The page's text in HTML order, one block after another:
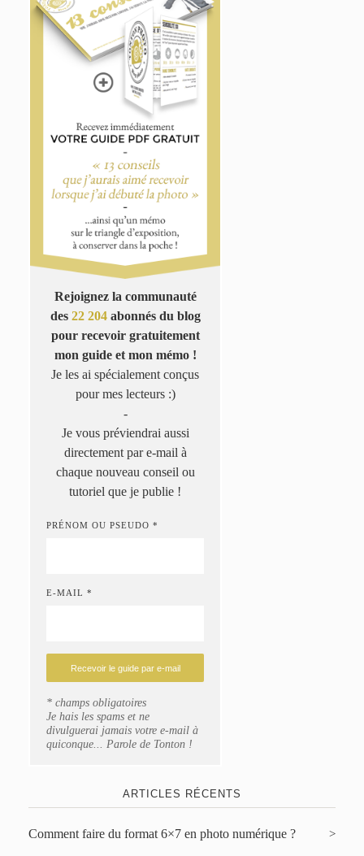
Rejoignez la communauté
des 22 204abonnés du blog
pour recevoir gratuitement
mon guide et mon mémo !
Je les ai spécialement conçus
pour mes lecteurs :)
-
Je vous préviendrai aussi
directement par e-mail à
chaque nouveau conseil ou
tutoriel que je publie !
PRÉNOM OU PSEUDO *
E-MAIL *
* champs obligatoires
Je hais les spams et ne
divulguerai jamais votre e-mail à
quiconque... Parole de Tonton !
ARTICLES RÉCENTS
Comment faire du format 6×7 en photo numérique ?